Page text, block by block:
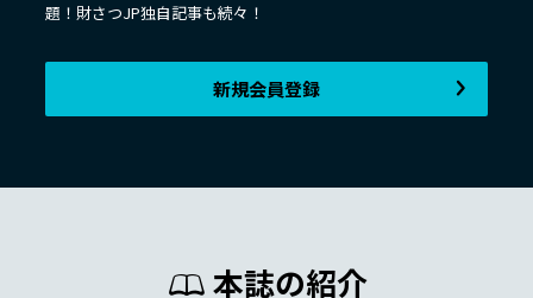
題！財さつJP独自記事も続々！
新規会員登録
本誌の紹介